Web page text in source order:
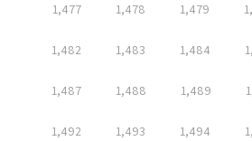
1,477 1,478 1,479
1,482 1,483 1,484
1,487 1,488 1,489
1,492 1,493 1,494